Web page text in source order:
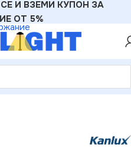
И ВЗЕМИ КУПОН ЗА
ОТ 5%
26069 STARTER T8 LED 220V